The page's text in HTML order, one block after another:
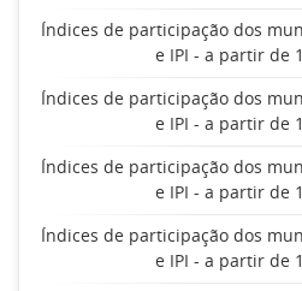
Índices de participação dos
e IPI - a partir de
Índices de participação dos
e IPI - a partir de
Índices de participação dos
e IPI - a partir de
Índices de participação dos
e IPI - a partir de